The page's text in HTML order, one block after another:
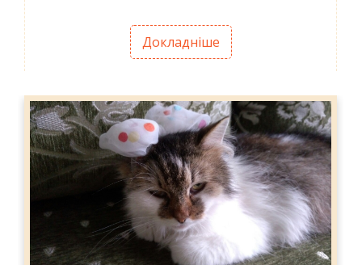
Докладніше